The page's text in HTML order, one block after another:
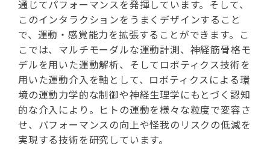
通じてパフォーマンスを発揮しています。そして、
このインタラクションをうまくデザインすること
で、運動・感覚能力を拡張することができます。こ
こでは、マルチモーダルな運動計測、神経筋骨格モ
デルを用いた運動解析、そしてロボティクス技術を
用いた運動介入を軸として、ロボティクスによる環
境の運動力学的な制御や神経生理学にもとづく認知
的な介入により。ヒトの運動を様々な粒度で変容さ
せ、パフォーマンスの向上や怪我のリスクの低減を
実現する技術を研究しています。